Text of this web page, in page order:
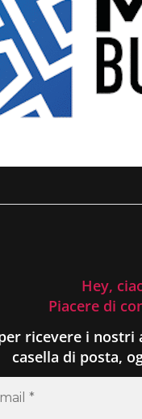
Hey,
Piacere di
ricevere i nostri
casella di posta,